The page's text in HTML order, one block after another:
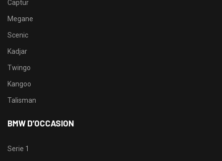
Captur
Megane
Scenic
Kadjar
Twingo
Kangoo
Talisman
BMW D’OCCASION
Serie 1